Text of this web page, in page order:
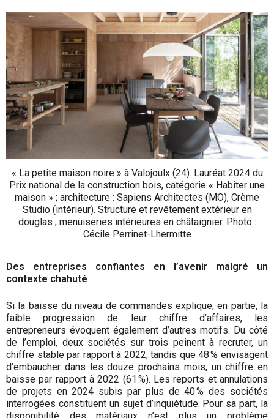
« La petite maison noire » à Valojoulx (24). Lauréat 2024 du
Prix national de la construction bois, catégorie « Habiter une
maison » ; architecture : Sapiens Architectes (MO), Crème
Studio (intérieur). Structure et revêtement extérieur en
douglas ; menuiseries intérieures en châtaignier. Photo :
Cécile Perrinet-Lhermitte
Des entreprises confiantes en l’avenir malgré un
contexte chahuté
Si la baisse du niveau de commandes explique, en partie, la
faible progression de leur chiffre d’affaires, les
entrepreneurs évoquent également d’autres motifs. Du côté
de l’emploi, deux sociétés sur trois peinent à recruter, un
chiffre stable par rapport à 2022, tandis que 48 % envisagent
d’embaucher dans les douze prochains mois, un chiffre en
baisse par rapport à 2022 (61 %). Les reports et annulations
de projets en 2024 subis par plus de 40 % des sociétés
interrogées constituent un sujet d’inquiétude. Pour sa part, la